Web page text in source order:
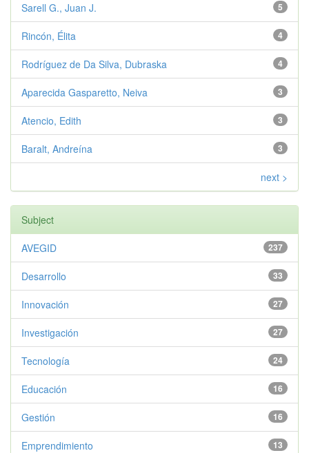
5
Sarell G., Juan J.
4
Rincón, Élita
4
Rodríguez de Da Silva, Dubraska
3
Aparecida Gasparetto, Neiva
3
Atencio, Edith
3
Baralt, Andreína
next >
Subject
237
AVEGID
33
Desarrollo
27
Innovación
27
Investigación
24
Tecnología
16
Educación
16
Gestión
13
Emprendimiento